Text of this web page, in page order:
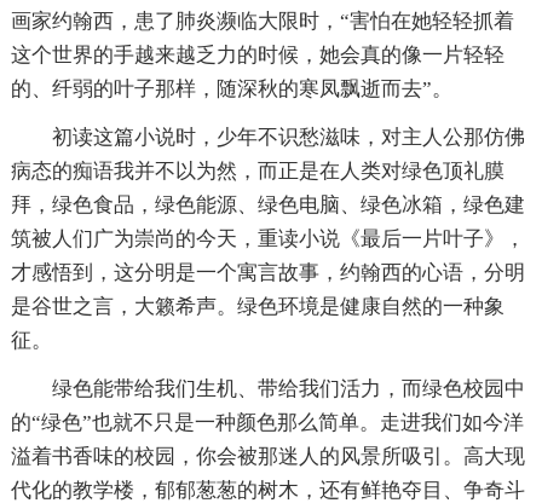
画家约翰西，患了肺炎濒临大限时，“害怕在她轻轻抓着
这个世界的手越来越乏力的时候，她会真的像一片轻轻
的、纤弱的叶子那样，随深秋的寒凤飘逝而去”。
初读这篇小说时，少年不识愁滋味，对主人公那仿佛
病态的痴语我并不以为然，而正是在人类对绿色顶礼膜
拜，绿色食品，绿色能源、绿色电脑、绿色冰箱，绿色建
筑被人们广为崇尚的今天，重读小说《最后一片叶子》，
才感悟到，这分明是一个寓言故事，约翰西的心语，分明
是谷世之言，大籁希声。绿色环境是健康自然的一种象
征。
绿色能带给我们生机、带给我们活力，而绿色校园中
的“绿色”也就不只是一种颜色那么简单。走进我们如今洋
溢着书香味的校园，你会被那迷人的风景所吸引。高大现
代化的教学楼，郁郁葱葱的树木，还有鲜艳夺目、争奇斗